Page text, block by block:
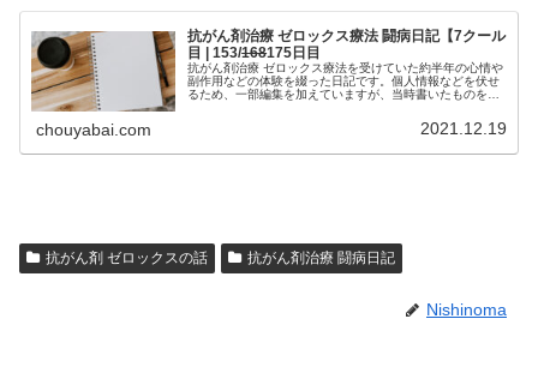
抗がん剤治療 ゼロックス療法 闘病日記【7クール
目 | 153/168175日目
抗がん剤治療 ゼロックス療法を受けていた約半年の心情や
副作用などの体験を綴った日記です。個人情報などを伏せ
るため、一部編集を加えていますが、当時書いたものを、
chouyabai.com 2021.12.19
抗がん剤 ゼロックスの話 抗がん剤治療 闘病日記
Nishinoma